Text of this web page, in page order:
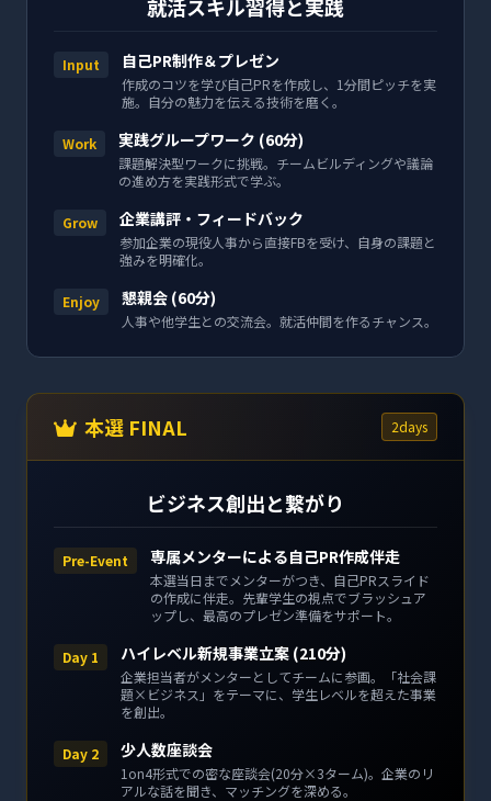
就活スキル習得と実践
Input 自己PR制作＆プレゼン
作成のコツを学び自己PRを作成し、1分間ピッチを実
施。自分の魅力を伝える技術を磨く。
Work 実践グループワーク (60分)
課題解決型ワークに挑戦。チームビルディングや議論
の進め方を実践形式で学ぶ。
Grow 企業講評・フィードバック
参加企業の現役人事から直接FBを受け、自身の課題と
強みを明確化。
Enjoy 懇親会 (60分)
人事や他学生との交流会。就活仲間を作るチャンス。
本選 FINAL 2days
ビジネス創出と繋がり
Pre-Event 専属メンターによる自己PR作成伴走
本選当日までメンターがつき、自己PRスライド
の作成に伴走。先輩学生の視点でブラッシュア
ップし、最高のプレゼン準備をサポート。
Day 1 ハイレベル新規事業立案 (210分)
企業担当者がメンターとしてチームに参画。「社会課
題×ビジネス」をテーマに、学生レベルを超えた事業
を創出。
Day 2 少人数座談会
1on4形式での密な座談会(20分×3ターム)。企業のリ
アルな話を聞き、マッチングを深める。